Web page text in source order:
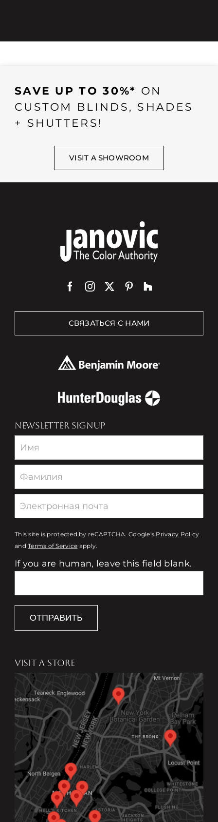
SAVE UP TO 30%* ON
CUSTOM BLINDS, SHADES
+ SHUTTERS!
VISIT A SHOWROOM
СВЯЗАТЬСЯ С НАМИ
NEWSLETTER SIGNUP
Newsletter
This site is protected by reCAPTCHA. Google's Privacy Policy
andTerms of Service apply.
If you are human, leave this field blank.
ОТПРАВИТЬ
VISIT A STORE